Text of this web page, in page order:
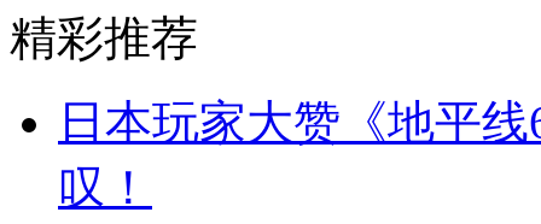
精彩推荐
日本玩家大赞《地平
叹！